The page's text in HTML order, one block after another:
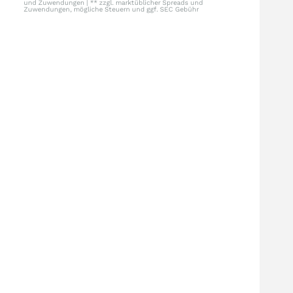
und Zuwendungen | ** zzgl. marktüblicher Spreads und
Zuwendungen, mögliche Steuern und ggf. SEC Gebühr